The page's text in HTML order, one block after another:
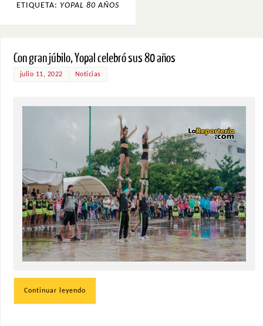
ETIQUETA: YOPAL 80 AÑOS
Con gran júbilo, Yopal celebró sus 80 años
julio 11, 2022 Noticias
Continuar leyendo